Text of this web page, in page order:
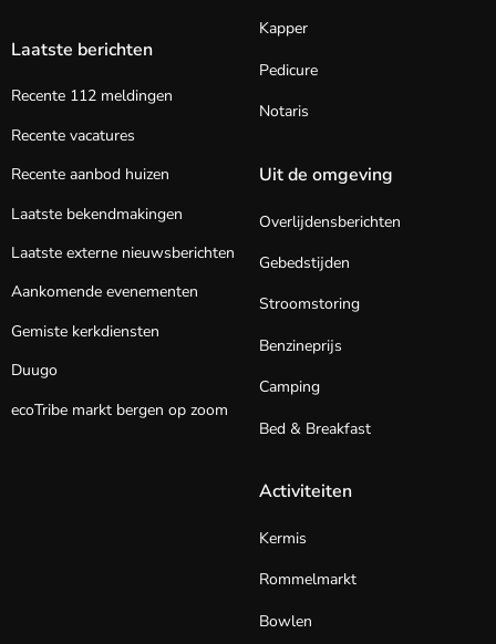
Laatste berichten
Recente 112 meldingen
Recente vacatures
Recente aanbod huizen
Laatste bekendmakingen
Laatste externe nieuwsberichten
Aankomende evenementen
Gemiste kerkdiensten
Duugo
ecoTribe markt bergen op zoom
Kapper
Pedicure
Notaris
Uit de omgeving
Overlijdensberichten
Gebedstijden
Stroomstoring
Benzineprijs
Camping
Bed & Breakfast
Activiteiten
Kermis
Rommelmarkt
Bowlen